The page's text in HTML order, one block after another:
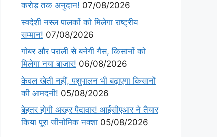
करोड़ तक अनुदान! 07/08/2026
स्वदेशी नस्ल पालकों को मिलेगा राष्ट्रीय
सम्मान! 07/08/2026
गोबर और पराली से बनेगी गैस, किसानों को
मिलेगा नया बाजार! 06/08/2026
केवल खेती नहीं, पशुपालन भी बढ़ाएगा किसानों
की आमदनी! 05/08/2026
बेहतर होगी अरहर पैदावार! आईसीएआर ने तैयार
किया पूरा जीनोमिक नक्शा 05/08/2026